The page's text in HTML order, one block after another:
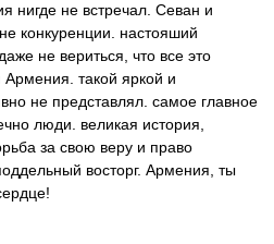
нигде не встречал. Севан и
конкуренции. настояший
не вериться, что все это
такой яркой и
не представлял. самое главное
люди. великая история,
за свою веру и право
восторг. Армения, ты